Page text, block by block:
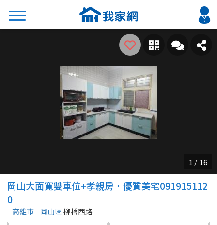
搜尋
熱門關鍵字
2026 台北降價好屋限量釋出
2026 新北降價好屋限量釋出
2026 台中降價好屋限量釋出
2026 台南降價好屋限量釋出
縣市
台北市
區域
岡山大面寬雙車位+孝親房．優質美宅091915112
0
高雄市 岡山區柳橋西路